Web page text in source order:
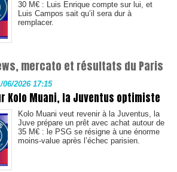
30 M€ : Luis Enrique compte sur lui, et
Luis Campos sait qu’il sera dur à
remplacer.
mercato et résultats du Paris
06/2026 17:15
Kolo Muani, la Juventus optimiste
Kolo Muani veut revenir à la Juventus, la
Juve prépare un prêt avec achat autour de
35 M€ : le PSG se résigne à une énorme
moins-value après l’échec parisien.